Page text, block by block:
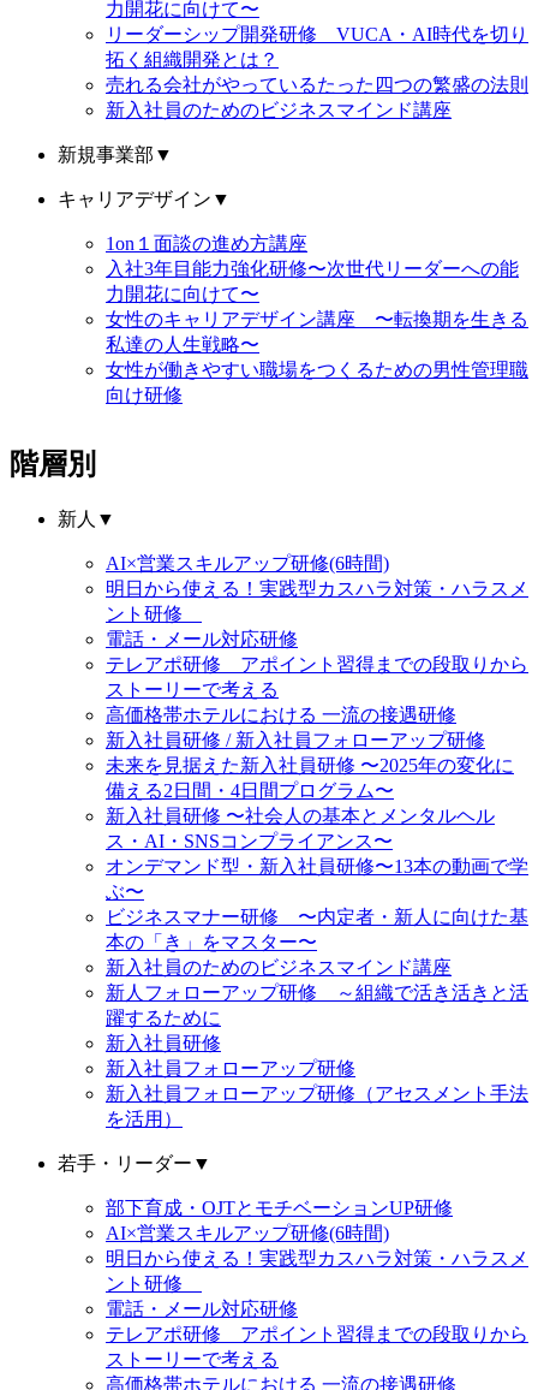
力開花に向けて〜
リーダーシップ開発研修 VUCA・AI時代を切り
拓く組織開発とは？
売れる会社がやっているたった四つの繁盛の法則
新入社員のためのビジネスマインド講座
新規事業部 ▼
キャリアデザイン ▼
1on１面談の進め方講座
入社3年目能力強化研修〜次世代リーダーへの能
力開花に向けて〜
女性のキャリアデザイン講座 〜転換期を生きる
私達の人生戦略〜
女性が働きやすい職場をつくるための男性管理職
向け研修
階層別
新人 ▼
AI×営業スキルアップ研修(6時間)
明日から使える！実践型カスハラ対策・ハラスメ
ント研修
電話・メール対応研修
テレアポ研修 アポイント習得までの段取りから
ストーリーで考える
高価格帯ホテルにおける 一流の接遇研修
新入社員研修 / 新入社員フォローアップ研修
未来を見据えた新入社員研修 〜2025年の変化に
備える2日間・4日間プログラム〜
新入社員研修 〜社会人の基本とメンタルヘル
ス・AI・SNSコンプライアンス〜
オンデマンド型・新入社員研修〜13本の動画で学
ぶ〜
ビジネスマナー研修 〜内定者・新人に向けた基
本の「き」をマスター〜
新入社員のためのビジネスマインド講座
新人フォローアップ研修 ～組織で活き活きと活
躍するために
新入社員研修
新入社員フォローアップ研修
新入社員フォローアップ研修（アセスメント手法
を活用）
若手・リーダー ▼
部下育成・OJTとモチベーションUP研修
AI×営業スキルアップ研修(6時間)
明日から使える！実践型カスハラ対策・ハラスメ
ント研修
電話・メール対応研修
テレアポ研修 アポイント習得までの段取りから
ストーリーで考える
高価格帯ホテルにおける 一流の接遇研修